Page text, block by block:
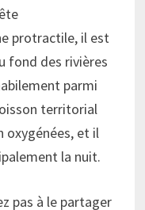
protractile, il est
fond des rivières
parmi
territorial
oxygénées, et il
la nuit.
pas à le partager